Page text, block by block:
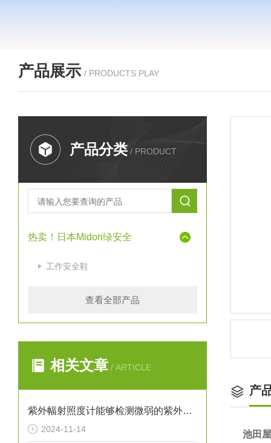
产品展示 / PRODUCTS PLAY
产品分类 / PRODUCT
热卖！日本Midori绿安全
工作安全鞋
查看全部产品
相关文章 / ARTICLE
紫外幅射照度计能够检测微弱的紫外线信号
2024-11-14
产
池田